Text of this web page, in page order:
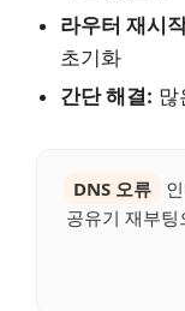
라우터 재시
초기화
간단 해결: 많
DNS 오류
공유기 재부